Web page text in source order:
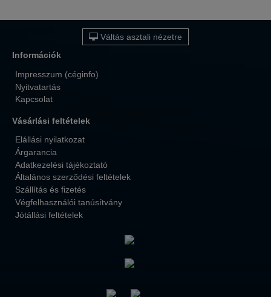
Váltás asztali nézetre
Információk
Impresszum (céginfo)
Nyitvatartás
Kapcsolat
Vásárlási feltételek
Elállási nyilatkozat
Árgarancia
Adatkezelési tájékoztató
Általános szerződési feltételek
Szállítás és fizetés
Végfelhasználói tanúsítvány
Jótállási feltételek